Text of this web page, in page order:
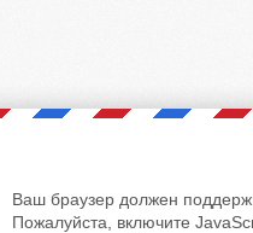
Ваш браузер должен
Пожалуйста, включите